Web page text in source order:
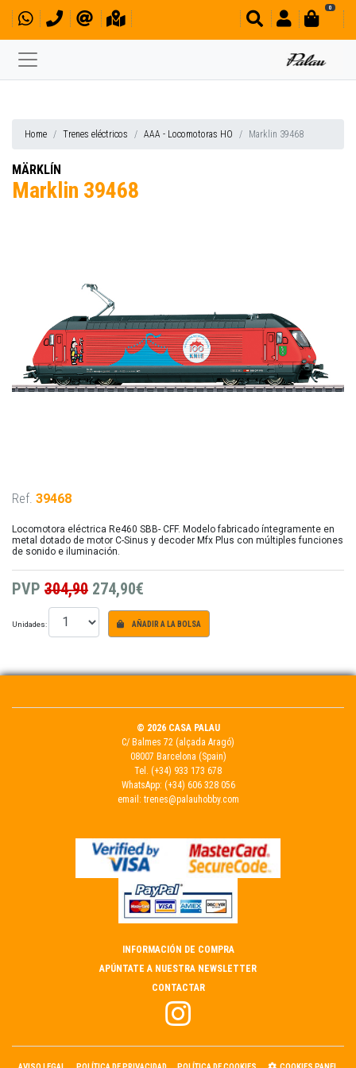
0
Home Trenes eléctricos AAA - Locomotoras HO Marklin 39468
MÄRKLÍN
Marklin 39468
Ref. 39468
Locomotora eléctrica Re460 SBB- CFF. Modelo fabricado íntegramente en
metal dotado de motor C-Sinus y decoder Mfx Plus con múltiples funciones
de sonido e iluminación.
PVP 304,90 274,90€
Unidades: AÑADIR A LA BOLSA
© 2026 CASA PALAU
C/ Balmes 72 (alçada Aragó)
08007 Barcelona (Spain)
Tel. (+34) 933 173 678
WhatsApp: (+34) 606 328 056
email: trenes@palauhobby.com
INFORMACIÓN DE COMPRA
APÚNTATE A NUESTRA NEWSLETTER
CONTACTAR